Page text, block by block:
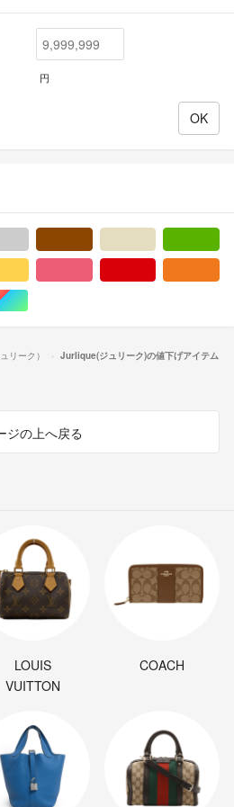
円
/金色系マルチカラー
リーク） Jurlique(ジュリーク)の値下げアイテム
ジの上へ戻る
LOUIS
VUITTON
COACH